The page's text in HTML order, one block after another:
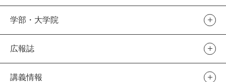
学部・大学院
広報誌
講義情報